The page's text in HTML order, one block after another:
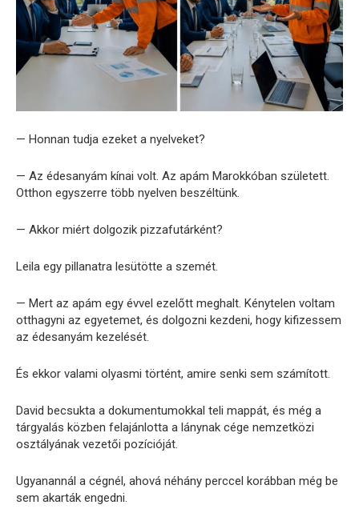
— Honnan tudja ezeket a nyelveket?
— Az édesanyám kínai volt. Az apám Marokkóban született.
Otthon egyszerre több nyelven beszéltünk.
— Akkor miért dolgozik pizzafutárként?
Leila egy pillanatra lesütötte a szemét.
— Mert az apám egy évvel ezelőtt meghalt. Kénytelen voltam
otthagyni az egyetemet, és dolgozni kezdeni, hogy kifizessem
az édesanyám kezelését.
És ekkor valami olyasmi történt, amire senki sem számított.
David becsukta a dokumentumokkal teli mappát, és még a
tárgyalás közben felajánlotta a lánynak cége nemzetközi
osztályának vezetői pozícióját.
Ugyanannál a cégnél, ahová néhány perccel korábban még be
sem akarták engedni.